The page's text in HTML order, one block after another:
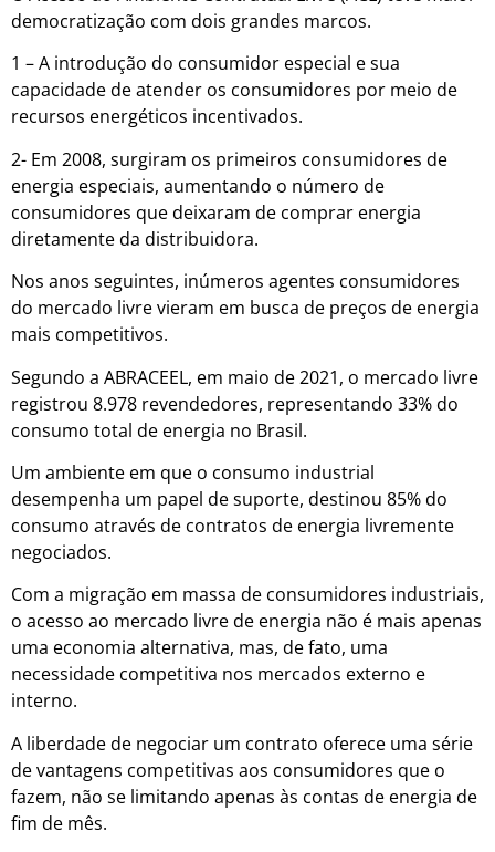
democratização com dois grandes marcos.
1 – A introdução do consumidor especial e sua
capacidade de atender os consumidores por meio de
recursos energéticos incentivados.
2- Em 2008, surgiram os primeiros consumidores de
energia especiais, aumentando o número de
consumidores que deixaram de comprar energia
diretamente da distribuidora.
Nos anos seguintes, inúmeros agentes consumidores
do mercado livre vieram em busca de preços de energia
mais competitivos.
Segundo a ABRACEEL, em maio de 2021, o mercado livre
registrou 8.978 revendedores, representando 33% do
consumo total de energia no Brasil.
Um ambiente em que o consumo industrial
desempenha um papel de suporte, destinou 85% do
consumo através de contratos de energia livremente
negociados.
Com a migração em massa de consumidores industriais,
o acesso ao mercado livre de energia não é mais apenas
uma economia alternativa, mas, de fato, uma
necessidade competitiva nos mercados externo e
interno.
A liberdade de negociar um contrato oferece uma série
de vantagens competitivas aos consumidores que o
fazem, não se limitando apenas às contas de energia de
fim de mês.